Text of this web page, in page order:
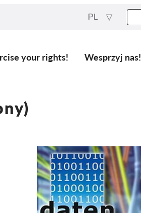
PL
your rights! Wesprzyj nas!